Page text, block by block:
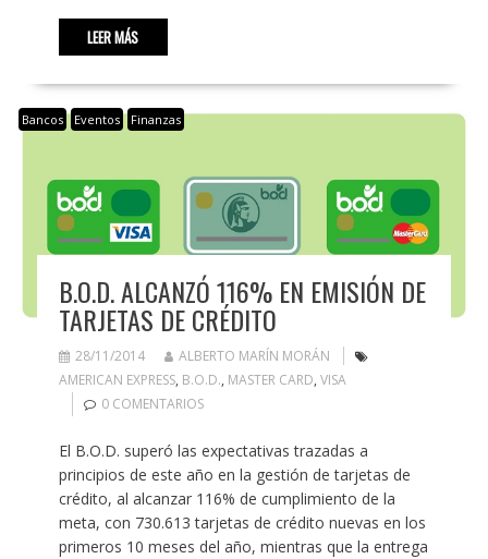
LEER MÁS
Bancos Eventos Finanzas
B.O.D. ALCANZÓ 116% EN EMISIÓN DE
TARJETAS DE CRÉDITO
28/11/2014
ALBERTO MARÍN MORÁN
AMERICAN EXPRESS, B.O.D., MASTER CARD, VISA
0 COMENTARIOS
El B.O.D. superó las expectativas trazadas a
principios de este año en la gestión de tarjetas de
crédito, al alcanzar 116% de cumplimiento de la
meta, con 730.613 tarjetas de crédito nuevas en los
primeros 10 meses del año, mientras que la entrega